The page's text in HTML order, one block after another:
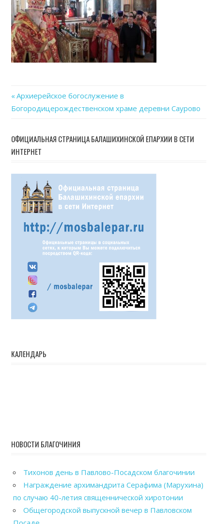
Навигация
записям
Previous
Post:
Архиерейское богослужение в
Богородицерождественском храме деревни Саурово
ОФИЦИАЛЬНАЯ СТРАНИЦА БАЛАШИХИНСКОЙ ЕПАРХИИ В СЕТИ
ИНТЕРНЕТ
КАЛЕНДАРЬ
НОВОСТИ БЛАГОЧИНИЯ
Тихонов день в Павлово-Посадском благочинии
Награждение архимандрита Серафима (Марухина)
по случаю 40-летия священнической хиротонии
Общегородской выпускной вечер в Павловском